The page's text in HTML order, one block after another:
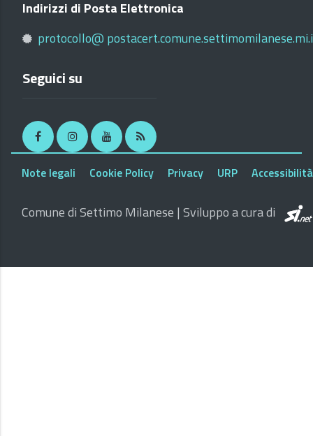
Indirizzi di Posta Elettronica
protocollo@
Seguici su
FacebookInstagramYoutube RSS
Note legali Cookie Policy Privacy URP Accessibilità
Comune di Settimo Milanese | Sviluppo a cura di